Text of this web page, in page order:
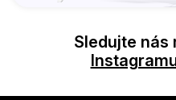
Sledujte nás